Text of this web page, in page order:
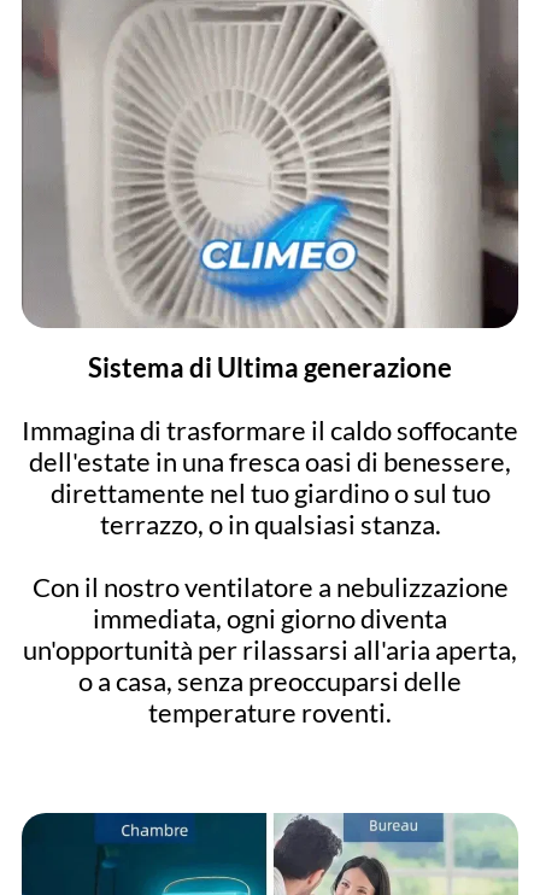
Sistema di Ultima generazione
Immagina di trasformare il caldo soffocante
dell'estate in una fresca oasi di benessere,
direttamente nel tuo giardino o sul tuo
terrazzo, o in qualsiasi stanza.
Con il nostro ventilatore a nebulizzazione
immediata, ogni giorno diventa
un'opportunità per rilassarsi all'aria aperta,
o a casa, senza preoccuparsi delle
temperature roventi.